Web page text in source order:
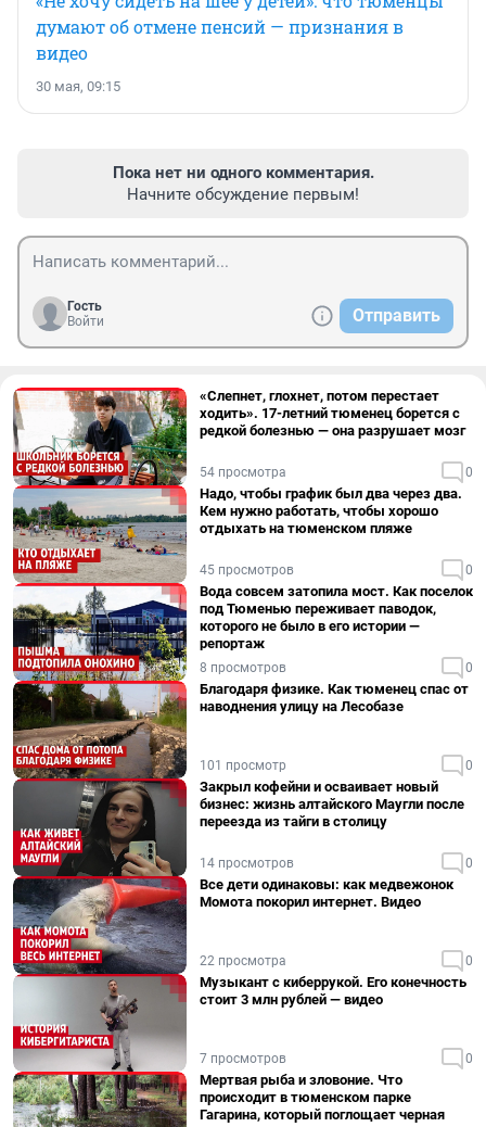
думают об отмене пенсий — признания в
видео
30 мая, 09:15
Пока нет ни одного комментария.
Начните обсуждение первым!
Гость
Войти
Отправить
«Слепнет, глохнет, потом перестает
ходить». 17-летний тюменец борется с
редкой болезнью — она разрушает мозг
54 просмотра 0
Надо, чтобы график был два через два.
Кем нужно работать, чтобы хорошо
отдыхать на тюменском пляже
45 просмотров 0
Вода совсем затопила мост. Как поселок
под Тюменью переживает паводок,
которого не было в его истории —
репортаж
8 просмотров 0
Благодаря физике. Как тюменец спас от
наводнения улицу на Лесобазе
101 просмотр 0
Закрыл кофейни и осваивает новый
бизнес: жизнь алтайского Маугли после
переезда из тайги в столицу
14 просмотров 0
Все дети одинаковы: как медвежонок
Момота покорил интернет. Видео
22 просмотра 0
Музыкант с киберрукой. Его конечность
стоит 3 млн рублей — видео
7 просмотров 0
Мертвая рыба и зловоние. Что
происходит в тюменском парке
Гагарина, который поглощает черная